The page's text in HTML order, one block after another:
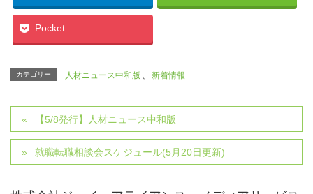
Pocket
カテゴリー 人材ニュース中和版 、 新着情報
【5/8発行】人材ニュース中和版
就職転職相談会スケジュール(5月20日更新)